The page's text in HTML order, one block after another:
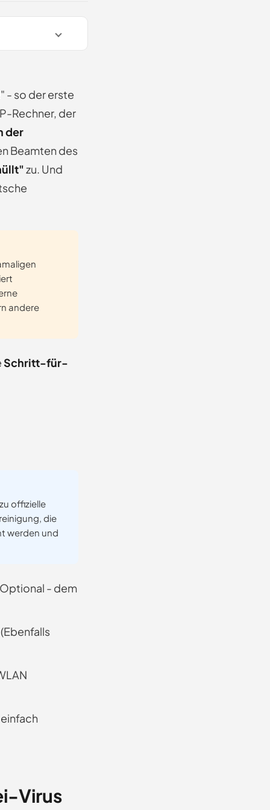
- so der erste
Rechner, der
der
Beamten des
zu. Und
andere
Schritt-für-
offizielle
die
werden und
- dem
Virus